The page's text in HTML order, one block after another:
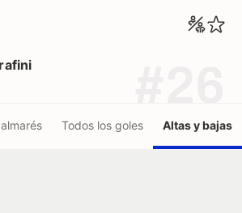
Todos los goles Altas y bajas